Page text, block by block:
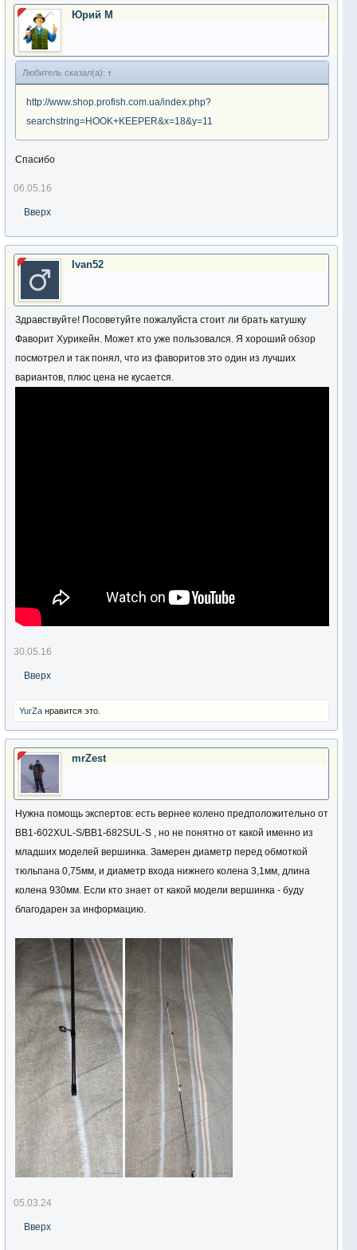
Юрий М
Любитель сказал(а): ↑
http://www.shop.profish.com.ua/index.php?
searchstring=HOOK+KEEPER&x=18&y=11
Спасибо
06.05.16
Вверх
Ivan52
Здравствуйте! Посоветуйте пожалуйста стоит ли брать катушку
Фаворит Хурикейн. Может кто уже пользовался. Я хороший обзор
посмотрел и так понял, что из фаворитов это один из лучших
вариантов, плюс цена не кусается.
30.05.16
Вверх
YurZa нравится это.
mrZest
Нужна помощь экспертов: есть вернее колено предположительно от
BB1-602XUL-S/BB1-682SUL-S , но не понятно от какой именно из
младших моделей вершинка. Замерен диаметр перед обмоткой
тюльпана 0,75мм, и диаметр входа нижнего колена 3,1мм, длина
колена 930мм. Если кто знает от какой модели вершинка - буду
благодарен за информацию.
05.03.24
Вверх